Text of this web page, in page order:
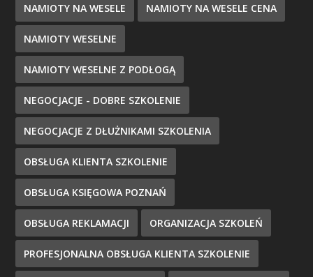
NAMIOTY NA WESELE NAMIOTY NA WESELE CENA
NAMIOTY WESELNE
NAMIOTY WESELNE Z PODŁOGĄ
NEGOCJACJE - DOBRE SZKOLENIE
NEGOCJACJE Z DŁUŻNIKAMI SZKOLENIA
OBSŁUGA KLIENTA SZKOLENIE
OBSŁUGA KSIĘGOWA POZNAŃ
OBSŁUGA REKLAMACJI ORGANIZACJA SZKOLEŃ
PROFESJONALNA OBSŁUGA KLIENTA SZKOLENIE